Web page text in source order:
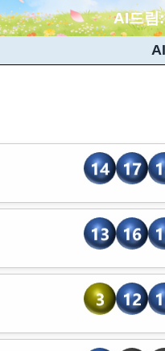
AI드림: